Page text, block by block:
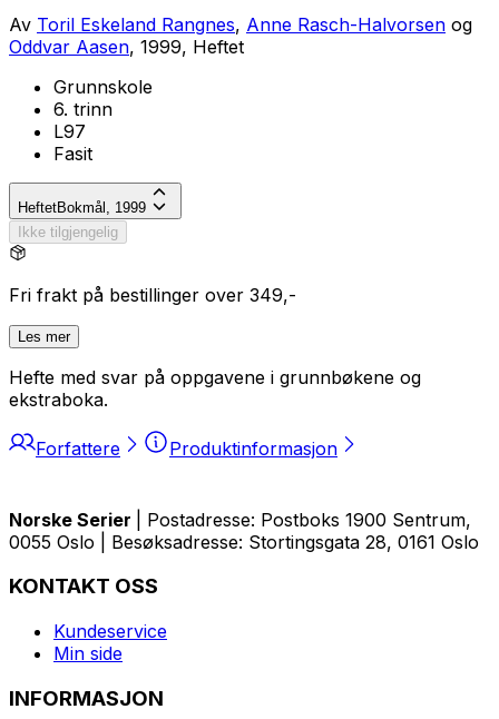
Av Toril Eskeland Rangnes, Anne Rasch-Halvorsen og
Oddvar Aasen, 1999, Heftet
Grunnskole
6. trinn
L97
Fasit
HeftetBokmål, 1999
Ikke tilgjengelig
Fri frakt på bestillinger over 349,-
Les mer
Hefte med svar på oppgavene i grunnbøkene og
ekstraboka.
Forfattere Produktinformasjon
Norske Serier
| Postadresse: Postboks 1900 Sentrum,
0055 Oslo | Besøksadresse: Stortingsgata 28, 0161 Oslo
KONTAKT OSS
Kundeservice
Min side
INFORMASJON